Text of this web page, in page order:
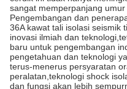
sangat memperpanjang umur
Pengembangan dan
36A kawat tali isolasi seismik
inovasi ilmiah dan
baru untuk pengembangan
pengetahuan dan teknologi
terus-menerus persyaratan
peralatan,teknologi shock
dan fungsi akan lebih